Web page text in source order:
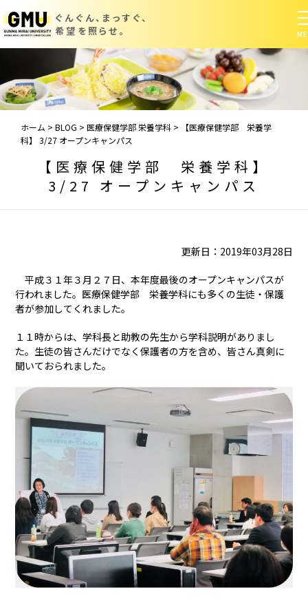
ぐんぐん、まっすぐ、
希望を照らせ。
ホーム > BLOG > 医療保健学部 栄養学科 >
【医療保健学部 栄養学
科】 3/27 オープンキャンパス
【医療保健学部 栄養学科】
3/27 オープンキャンパス
更新日：2019年03月28日
平成３１年３月２７日、本年度最後のオープンキャンパスが
行われました。医療保健学部 栄養学科にも多くの生徒・保護
者が参加してくれました。
１１時からは、学科長と助教の先生から学科説明がありまし
た。生徒の皆さんだけでなく保護者の方を含め、皆さん真剣に
聞いておられました。